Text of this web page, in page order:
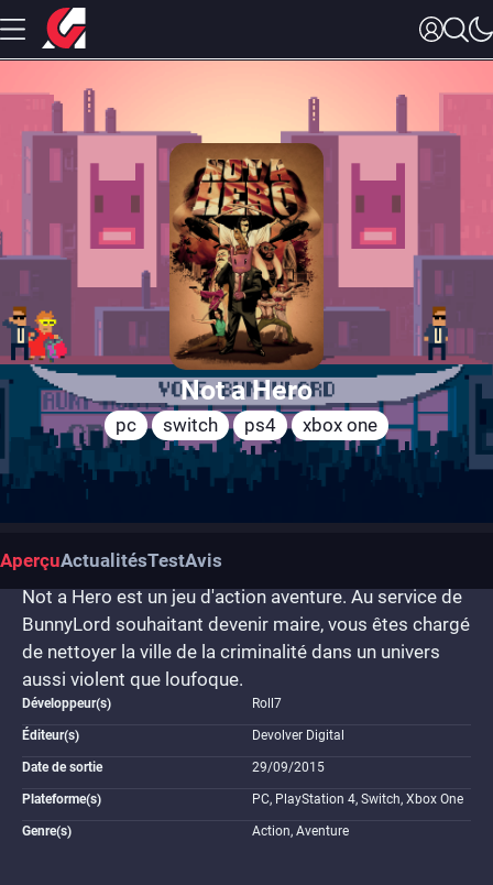
Not a Hero
pc switch ps4 xbox one
AperçuActualitésTestAvis
Not a Hero est un jeu d'action aventure. Au service de
BunnyLord souhaitant devenir maire, vous êtes chargé
de nettoyer la ville de la criminalité dans un univers
aussi violent que loufoque.
Développeur(s) Roll7
Éditeur(s) Devolver Digital
Date de sortie 29/09/2015
Plateforme(s) PC, PlayStation 4, Switch, Xbox One
Genre(s) Action, Aventure